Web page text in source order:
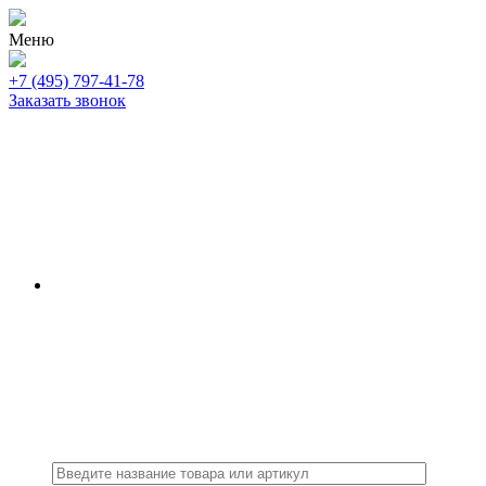
Меню
+7 (495) 797-41-78
Заказать звонок